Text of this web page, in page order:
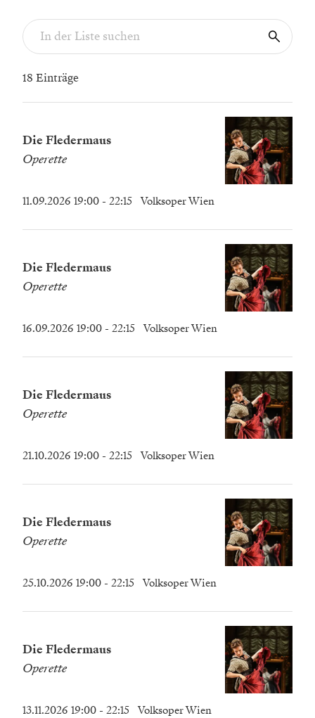
18 Einträge
Die Fledermaus
Operette
11.09.2026 19:00 - 22:15 Volksoper Wien
Die Fledermaus
Operette
16.09.2026 19:00 - 22:15 Volksoper Wien
Die Fledermaus
Operette
21.10.2026 19:00 - 22:15 Volksoper Wien
Die Fledermaus
Operette
25.10.2026 19:00 - 22:15 Volksoper Wien
Die Fledermaus
Operette
13.11.2026 19:00 - 22:15 Volksoper Wien